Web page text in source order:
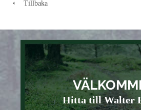
Tillbaka
Hitta till Walter